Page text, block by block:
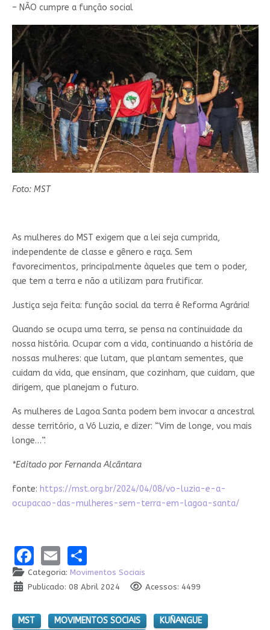
– NÃO cumpre a função social
Foto: MST
As mulheres do MST exigem que a lei seja cumprida,
independente de classe e gênero e raça. Sem
favorecimentos, principalmente àqueles que tem o poder,
que tem a terra e não a utilizam para frutificar.
Justiça seja feita: função social da terra é Reforma Agrária!
Quando se ocupa uma terra, se pensa na continuidade da
nossa história. Ocupar com a vida, continuando a história de
nossas mulheres: que lutam, que plantam sementes, que
cuidam da vida, que ensinam, que cozinham, que cuidam, que
dirigem, que planejam o futuro.
As mulheres de Lagoa Santa podem bem invocar a ancestral
desse território, a Vó Luzia, e dizer: “Vim de longe, vou mais
longe…”.
*Editado por Fernanda Alcântara
fonte: https://mst.org.br/2024/04/08/vo-luzia-e-a-
ocupacao-das-mulheres-sem-terra-em-lagoa-santa/
Facebook
EmailShare
Categoria: Movimentos Sociais
Publicado: 08 Abril 2024
Acessos: 4499
MST MOVIMENTOS SOCIAIS
KUÑANGUE